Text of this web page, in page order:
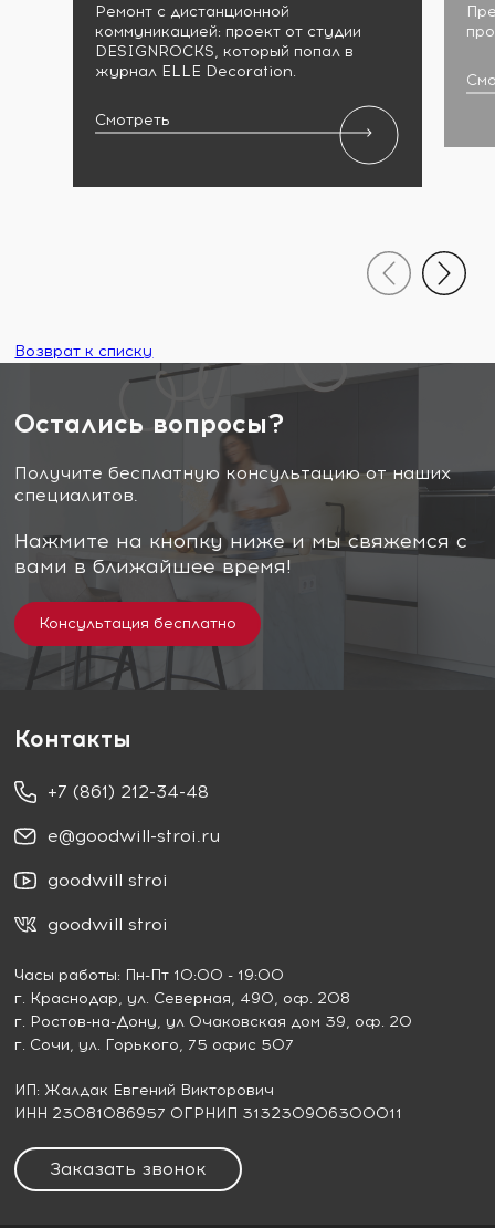
Ремонт с дистанционной
коммуникацией: проект от студии
DESIGNROCKS, который попал в
журнал ELLE Decoration.
Смотреть
Возврат к списку
Остались вопросы?
Получите бесплатную консультацию от наших
специалитов.
Нажмите на кнопку ниже и мы свяжемся с
вами в ближайшее время!
Консультация бесплатно
Контакты
+7 (861) 212-34-48
e@goodwill-stroi.ru
goodwill stroi
goodwill stroi
Часы работы: Пн-Пт 10:00 - 19:00
г. Краснодар, ул. Северная, 490, оф. 208
г. Ростов-на-Дону, ул Очаковская дом 39, оф. 20
г. Сочи, ул. Горького, 75 офис 507
ИП: Жалдак Евгений Викторович
ИНН 23081086957 ОГРНИП 313230906300011
Заказать звонок